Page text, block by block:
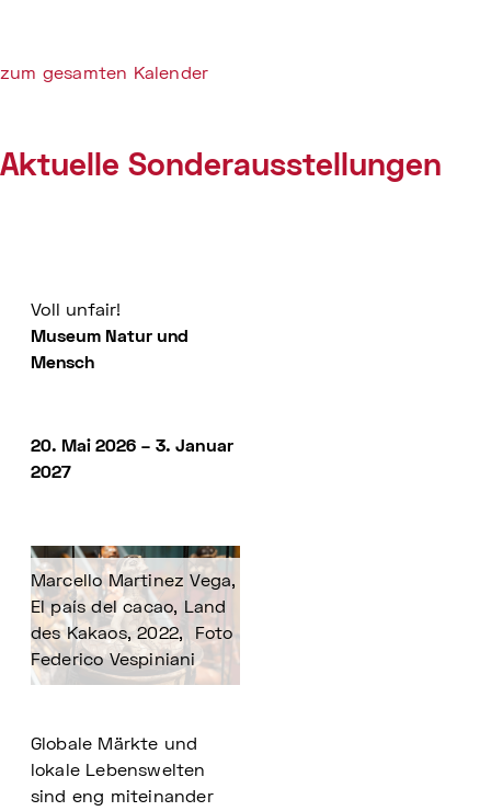
zum gesamten Kalender
Aktuelle Sonderausstellungen
Voll unfair!
Museum Natur und
Mensch
20. Mai 2026 – 3. Januar
2027
Marcello Martinez Vega,
El país del cacao, Land
des Kakaos, 2022, Foto
Federico Vespiniani
Globale Märkte und
lokale Lebenswelten
sind eng miteinander